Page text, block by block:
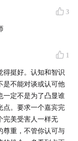
3
1
得挺好。认知和智识
是不能对谈或认可他
一定不是为了凸显谁
点。要求一个嘉宾完
完美受害人一样无
尊重，不管你认可与